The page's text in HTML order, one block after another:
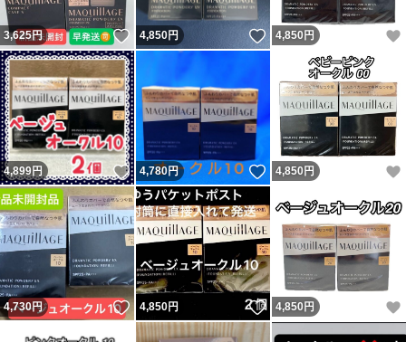
3,625円 いいね！
4,850円 いいね！
4,850 円
4,899円 いいね！
4,780円 いいね！
4,850 円
4,730円 いいね！
4,850円 いいね！
4,850 円